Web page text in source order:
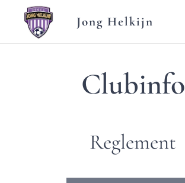
Jong Helkijn
Clubinfo
Reglement